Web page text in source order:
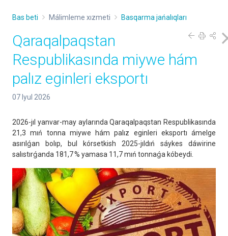
Bas beti Málimleme xızmeti Basqarma jańalıqları
Qaraqalpaqstan
Respublikasında miywe hám
palız eginleri eksportı
07 Iyul 2026
2026-jıl yanvar-may aylarında Qaraqalpaqstan Respublikasında
21,3 mıń tonna miywe hám palız eginleri eksportı ámelge
asırılǵan bolıp, bul kórsetkish 2025-jıldıń sáykes dáwirine
salıstırǵanda 181,7 % yamasa 11,7 mıń tonnaǵa kóbeydi.